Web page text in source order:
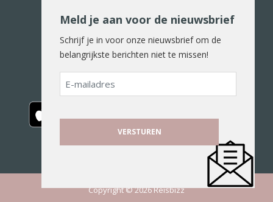
De reiswereld in woord en beeld
Copyright © 2026 Reisbizz
Meld je aan voor de nieuwsbrief
Schrijf je in voor onze nieuwsbrief om de
belangrijkste berichten niet te missen!
E-
mailadres